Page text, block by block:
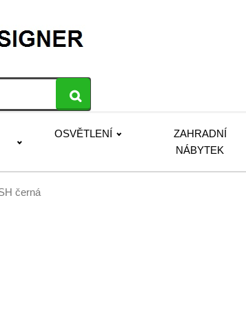
OSVĚTLENÍ
ZAHRADNÍ
NÁBYTEK
černá